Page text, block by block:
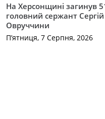
На Херсонщині загинув
головний сержант
Овруччини
П’ятниця, 7 Серпня, 2026